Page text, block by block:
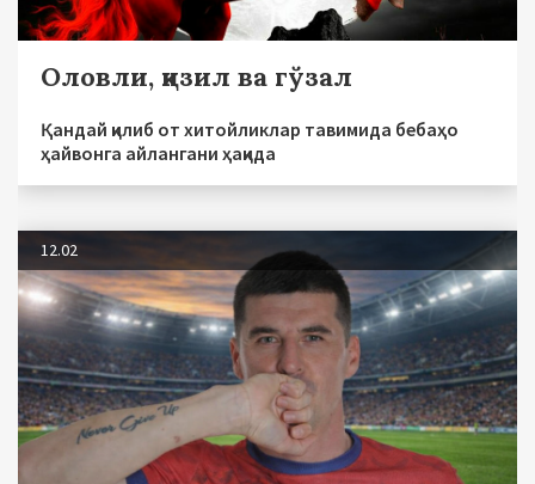
Оловли, қизил ва гўзал
Қандай қилиб от хитойликлар тавимида бебаҳо
ҳайвонга айлангани ҳақида
12.02